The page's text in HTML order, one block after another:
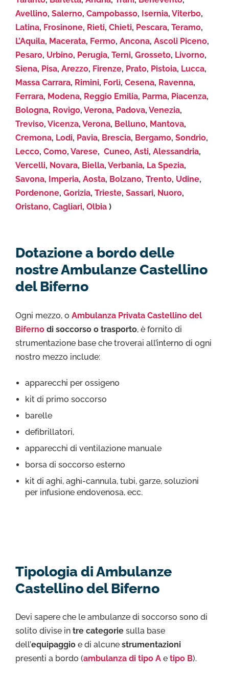
Avellino, Salerno, Campobasso, Isernia, Viterbo,
Latina, Frosinone, Rieti, Chieti, Pescara, Teramo,
L’Aquila, Macerata, Fermo, Ancona, Ascoli Piceno,
Pesaro, Urbino, Perugia, Terni, Grosseto, Livorno,
Siena, Pisa, Arezzo, Firenze, Prato, Pistoia, Lucca,
Massa Carrara, Rimini, Forlì, Cesena, Ravenna,
Ferrara, Modena, Reggio Emilia, Parma, Piacenza,
Bologna, Rovigo, Verona, Padova, Venezia,
Treviso, Vicenza, Verona, Belluno, Mantova,
Cremona, Lodi, Pavia, Brescia, Bergamo, Sondrio,
Lecco, Como, Varese, Cuneo, Asti, Alessandria,
Vercelli, Novara, Biella, Verbania, La Spezia,
Savona, Imperia, Aosta, Bolzano, Trento, Udine,
Pordenone, Gorizia, Trieste, Sassari, Nuoro,
Oristano, Cagliari, Olbia )
Dotazione a bordo delle
nostre Ambulanze Castellino
del Biferno
Ogni mezzo, o Ambulanza Privata Castellino del
Biferno di soccorso o trasporto, è fornito di
strumentazione base che troverai all’interno di ogni
nostro mezzo include:
apparecchi per ossigeno
kit di primo soccorso
barelle
defibrillatori,
apparecchi di ventilazione manuale
borsa di soccorso esterno
kit di aghi, aghi-cannula, tubi, garze, soluzioni
per infusione endovenosa, ecc.
Tipologia di Ambulanze
Castellino del Biferno
Devi sapere che le ambulanze di soccorso sono di
solito divise in tre categorie sulla base
dell’equipaggio e di alcune strumentazioni
presenti a bordo (ambulanza di tipo A e tipo B).